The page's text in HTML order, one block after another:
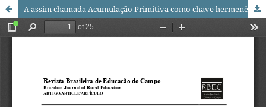
A assim chamada Acumulação Primitiva como chave hermenêutica para Educação do Campo no Brasil